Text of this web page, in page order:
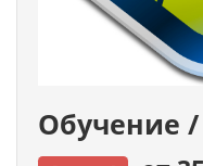
Обучение /